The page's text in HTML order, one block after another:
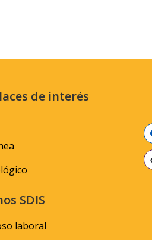
de interés
SDIS
laboral